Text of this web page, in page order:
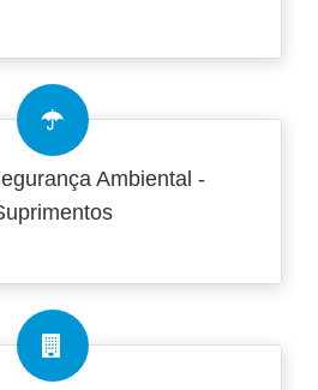
Ambiental -